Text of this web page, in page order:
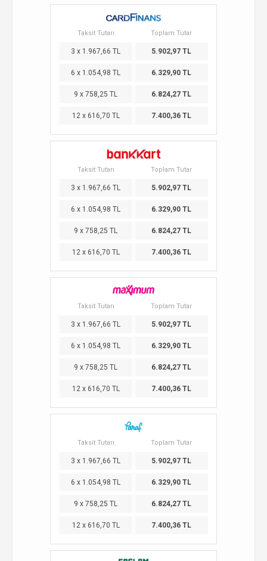
Taksit Tutarı Toplam Tutar
3 x 1.967,66 TL 5.902,97 TL
6 x 1.054,98 TL 6.329,90 TL
9 x 758,25 TL 6.824,27 TL
12 x 616,70 TL 7.400,36 TL
Taksit Tutarı Toplam Tutar
3 x 1.967,66 TL 5.902,97 TL
6 x 1.054,98 TL 6.329,90 TL
9 x 758,25 TL 6.824,27 TL
12 x 616,70 TL 7.400,36 TL
Taksit Tutarı Toplam Tutar
3 x 1.967,66 TL 5.902,97 TL
6 x 1.054,98 TL 6.329,90 TL
9 x 758,25 TL 6.824,27 TL
12 x 616,70 TL 7.400,36 TL
Taksit Tutarı Toplam Tutar
3 x 1.967,66 TL 5.902,97 TL
6 x 1.054,98 TL 6.329,90 TL
9 x 758,25 TL 6.824,27 TL
12 x 616,70 TL 7.400,36 TL